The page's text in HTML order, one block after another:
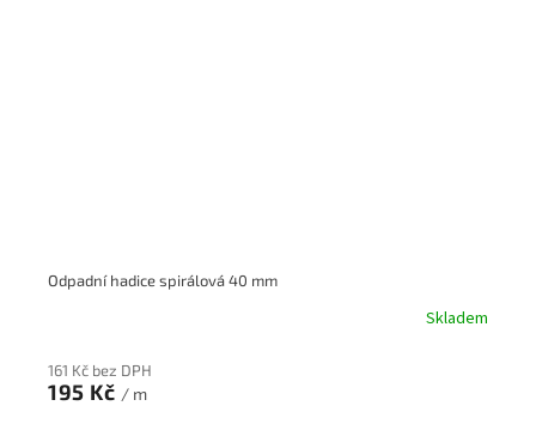
Odpadní hadice spirálová 40 mm
Skladem
161 Kč bez DPH
195 Kč / m